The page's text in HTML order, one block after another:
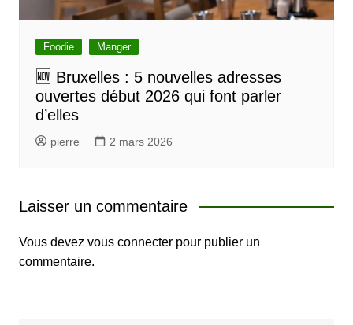
Foodie Manger
🆕 Bruxelles : 5 nouvelles adresses
ouvertes début 2026 qui font parler
d’elles
pierre 2 mars 2026
Laisser un commentaire
Vous devez vous connecterpour publier un
commentaire.